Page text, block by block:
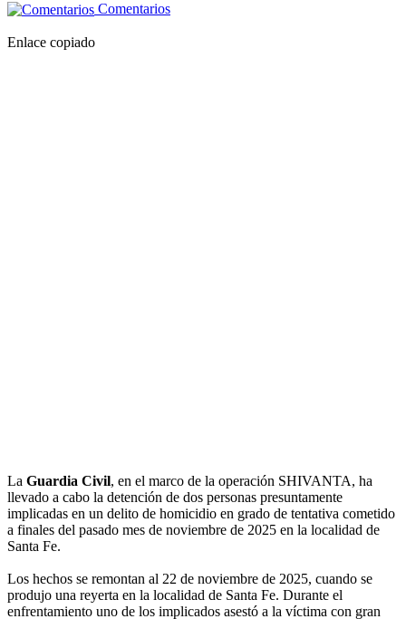
Comentarios
Enlace copiado
La Guardia Civil, en el marco de la operación SHIVANTA, ha
llevado a cabo la detención de dos personas presuntamente
implicadas en un delito de homicidio en grado de tentativa cometido
a finales del pasado mes de noviembre de 2025 en la localidad de
Santa Fe.
Los hechos se remontan al 22 de noviembre de 2025, cuando se
produjo una reyerta en la localidad de Santa Fe. Durante el
enfrentamiento uno de los implicados asestó a la víctima con gran